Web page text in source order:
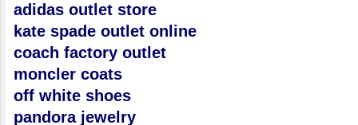
adidas outlet store
kate spade outlet online
coach factory outlet
moncler coats
off white shoes
pandora jewelry